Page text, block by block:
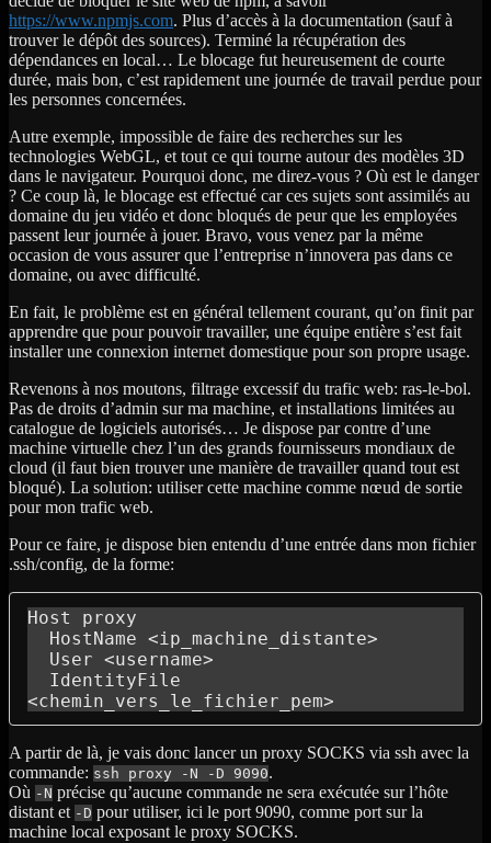
https://www.npmjs.com. Plus d’accès à la documentation (sauf à
trouver le dépôt des sources). Terminé la récupération des
dépendances en local… Le blocage fut heureusement de courte
durée, mais bon, c’est rapidement une journée de travail perdue pour
les personnes concernées.
Autre exemple, impossible de faire des recherches sur les
technologies WebGL, et tout ce qui tourne autour des modèles 3D
dans le navigateur. Pourquoi donc, me direz-vous ? Où est le danger
? Ce coup là, le blocage est effectué car ces sujets sont assimilés au
domaine du jeu vidéo et donc bloqués de peur que les employées
passent leur journée à jouer. Bravo, vous venez par la même
occasion de vous assurer que l’entreprise n’innovera pas dans ce
domaine, ou avec difficulté.
En fait, le problème est en général tellement courant, qu’on finit par
apprendre que pour pouvoir travailler, une équipe entière s’est fait
installer une connexion internet domestique pour son propre usage.
Revenons à nos moutons, filtrage excessif du trafic web: ras-le-bol.
Pas de droits d’admin sur ma machine, et installations limitées au
catalogue de logiciels autorisés… Je dispose par contre d’une
machine virtuelle chez l’un des grands fournisseurs mondiaux de
cloud (il faut bien trouver une manière de travailler quand tout est
bloqué). La solution: utiliser cette machine comme nœud de sortie
pour mon trafic web.
Pour ce faire, je dispose bien entendu d’une entrée dans mon fichier
.ssh/config, de la forme:
Host proxy
<chemin_vers_le_fichier_pem>
A partir de là, je vais donc lancer un proxy SOCKS via ssh avec la
commande: ssh proxy -N -D 9090.
Où -N précise qu’aucune commande ne sera exécutée sur l’hôte
distant et -D pour utiliser, ici le port 9090, comme port sur la
machine local exposant le proxy SOCKS.